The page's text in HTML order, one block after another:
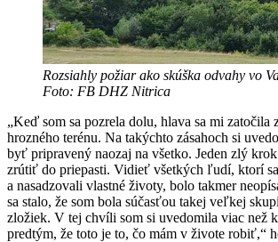
Rozsiahly požiar ako skúška odvahy vo
Foto: FB DHZ Nitrica
„Keď som sa pozrela dolu, hlava sa mi zatočila
hrozného terénu. Na takýchto zásahoch si
byť pripravený naozaj na všetko. Jeden zlý krok
zrútiť do priepasti. Vidieť všetkých ľudí, ktorí
a nasadzovali vlastné životy, bolo takmer
sa stalo, že som bola súčasťou takej veľkej
zložiek. V tej chvíli som si uvedomila viac než
predtým, že toto je to, čo mám v živote robiť,“